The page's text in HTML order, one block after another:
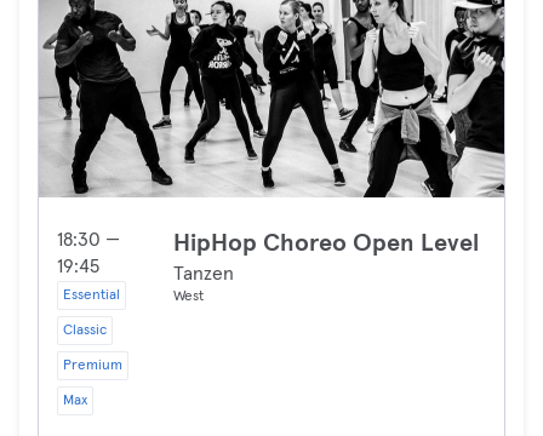
18:30 —
19:45
Essential
Classic
Premium
Max
HipHop Choreo Open Level
Tanzen
West